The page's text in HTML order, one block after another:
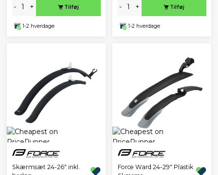
- + Tilføj
1-2 hverdage
- + Tilføj
1-2 hverdage
Skærmsæt 24-26" inkl.
Force Ward 24-29" Plastik